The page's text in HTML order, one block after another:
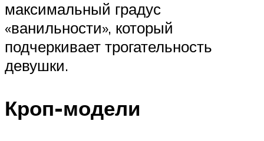
максимальный градус
«ванильности», который
подчеркивает трогательность
девушки.
Кроп-модели